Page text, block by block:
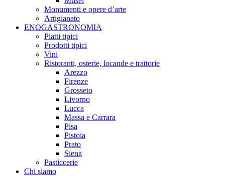
Monumenti e opere d’arte
Artigianato
ENOGASTRONOMIA
Piatti tipici
Prodotti tipici
Vini
Ristoranti, osterie, locande e trattorie
Arezzo
Firenze
Grosseto
Livorno
Lucca
Massa e Carrara
Pisa
Pistoia
Prato
Siena
Pasticcerie
Chi siamo